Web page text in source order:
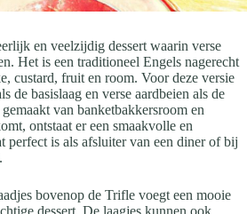
en veelzijdig dessert waarin verse
Het is een traditioneel Engels nagerecht
custard, fruit en room. Voor deze versie
de basislaag en verse aardbeien als de
van banketbakkersroom en
ontstaat er een smaakvolle en
perfect is als afsluiter van een diner of bij
bovenop de Trifle voegt een mooie
dessert. De laagjes kunnen ook